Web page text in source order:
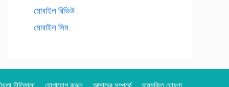
মোবাইল রিভিউ
মোবাইল সিম